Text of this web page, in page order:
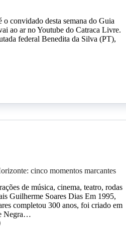
convidado desta semana do Guia
ao ar no Youtube do Catraca Livre.
federal Benedita da Silva (PT),
cinco momentos marcantes
de música, cinema, teatro, rodas
Guilherme Soares Dias Em 1995,
completou 300 anos, foi criado em
Negra…